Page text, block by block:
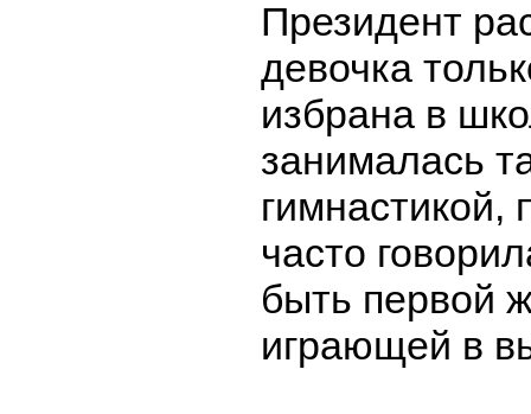
Президент
девочка
избрана в
занималась
гимнастикой,
часто
быть первой
играющей в